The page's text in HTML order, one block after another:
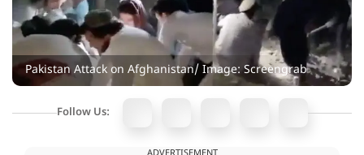
Pakistan Attack on Afghanistan/ Image: Screengrab
Follow Us: